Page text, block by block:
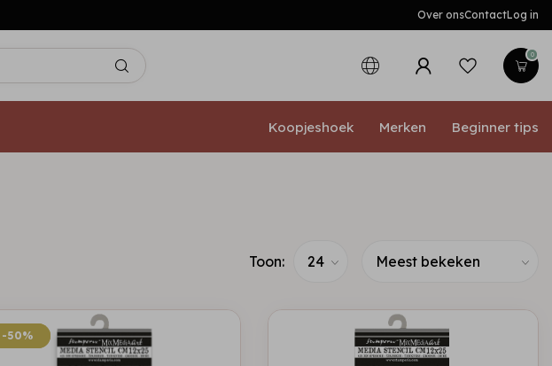
Over onsContactLog in
0
Koopjeshoek Merken Beginner tips
Toon:
-50%
-50%